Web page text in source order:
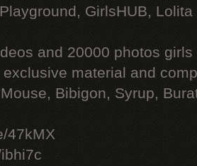
GirlsHUB, Lolita
and 20000 photos
material and
Bibigon, Syrup,
47kMX